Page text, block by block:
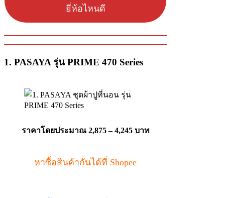
ยี่ห้อไหนดี
1. PASAYA รุ่น PRIME 470 Series
ราคาโดยประมาณ 2,875 – 4,245 บาท
หาซื้อสินค้ากันได้ที่ Shopee